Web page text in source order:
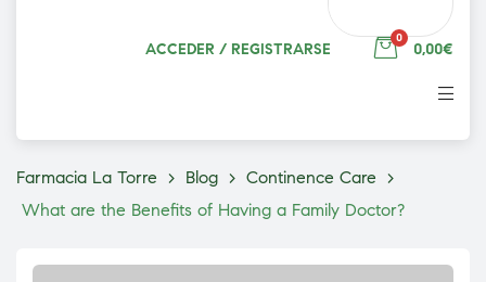
ACCEDER / REGISTRARSE
0
0,00€
Farmacia La Torre > Blog > Continence Care >
What are the Benefits of Having a Family Doctor?